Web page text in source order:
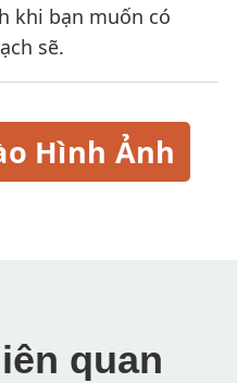
khi bạn muốn có
sẽ.
Hình Ảnh
quan